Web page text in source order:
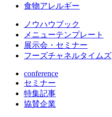
食物アレルギー
ノウハウブック
メニューテンプレート
展示会・セミナー
フーズチャネルタイムズ
conference
セミナー
特集記事
協賛企業